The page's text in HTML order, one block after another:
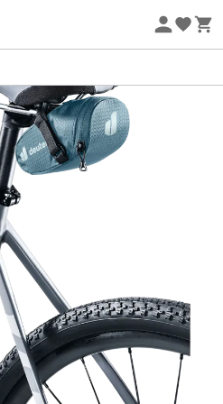
przy zakupie 2